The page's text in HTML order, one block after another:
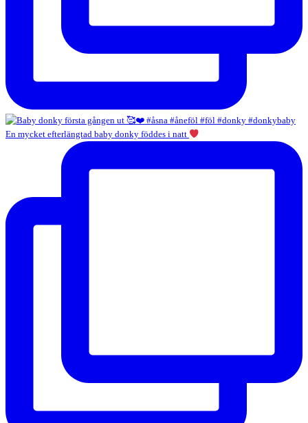
En mycket efterlängtad baby donky föddes i natt